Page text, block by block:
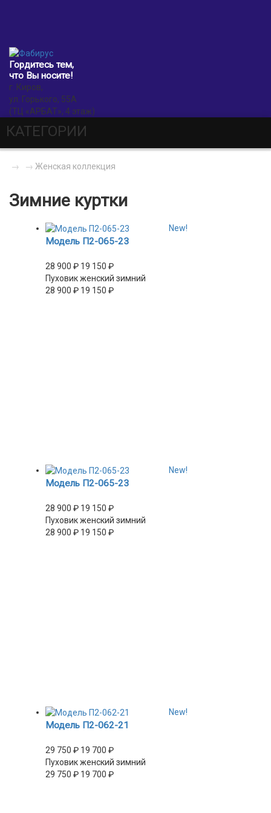
Гордитесь тем,
что Вы носите!
г. Киров,
ул. Горького, 55А
(ТЦ «АРБАТ», 4 этаж)
КАТЕГОРИИ
→ → Женская коллекция
Зимние куртки
New!
Модель П2-065-23
28 900 ₽ 19 150 ₽
Пуховик женский зимний
28 900 ₽ 19 150 ₽
New!
Модель П2-065-23
28 900 ₽ 19 150 ₽
Пуховик женский зимний
28 900 ₽ 19 150 ₽
New!
Модель П2-062-21
29 750 ₽ 19 700 ₽
Пуховик женский зимний
29 750 ₽ 19 700 ₽